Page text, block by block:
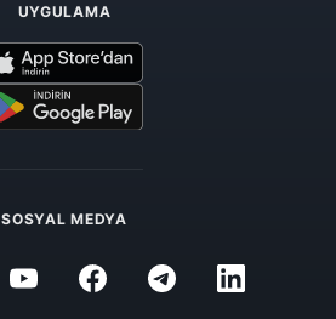
UYGULAMA
SOSYAL MEDYA